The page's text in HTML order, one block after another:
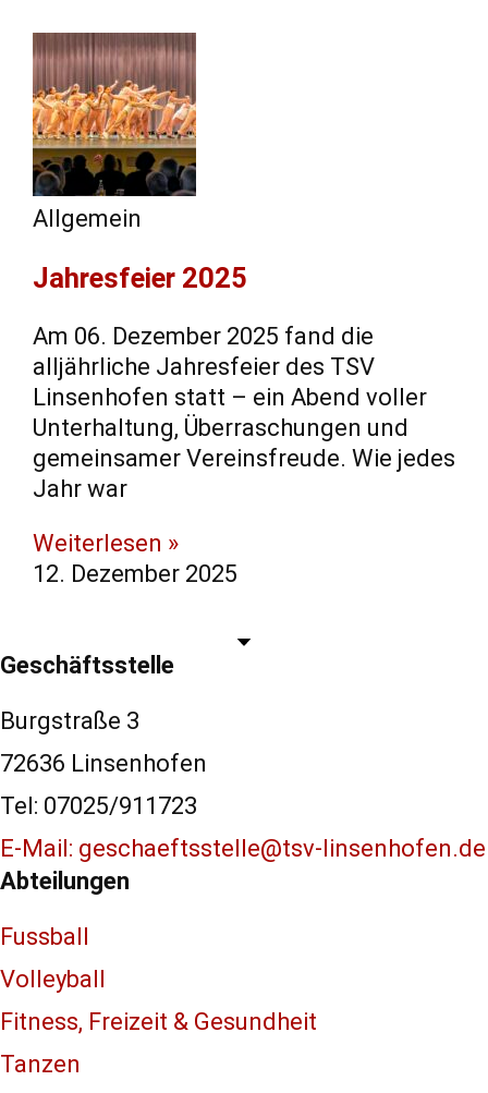
Allgemein
Jahresfeier 2025
Am 06. Dezember 2025 fand die
alljährliche Jahresfeier des TSV
Linsenhofen statt – ein Abend voller
Unterhaltung, Überraschungen und
gemeinsamer Vereinsfreude. Wie jedes
Jahr war
Weiterlesen »
12. Dezember 2025
Geschäftsstelle
Burgstraße 3
72636 Linsenhofen
Tel: 07025/911723
E-Mail: geschaeftsstelle@tsv-linsenhofen.de
Abteilungen
Fussball
Volleyball
Fitness, Freizeit & Gesundheit
Tanzen